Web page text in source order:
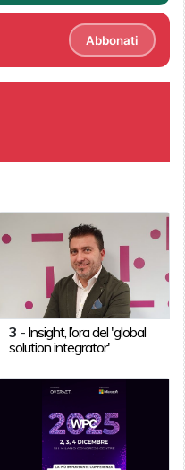
Abbonati
3 - Insight, l’ora del 'global
solution integrator'